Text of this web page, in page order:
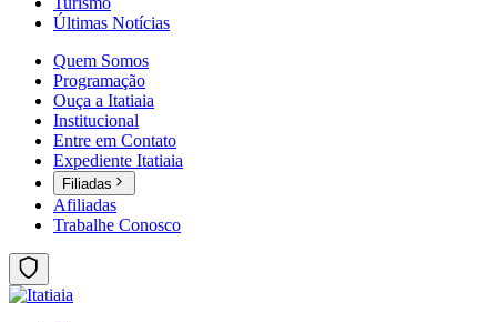
Últimas Notícias
Quem Somos
Programação
Ouça a Itatiaia
Institucional
Entre em Contato
Expediente Itatiaia
Filiadas
Afiliadas
Trabalhe Conosco